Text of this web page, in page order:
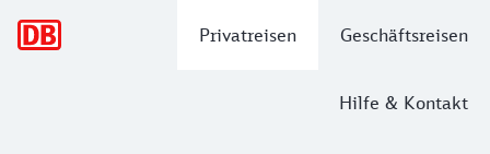
Privatreisen Geschäftsreisen
Hilfe & Kontakt